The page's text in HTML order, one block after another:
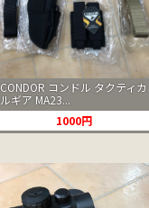
CONDOR コンドル タクティカ
ルギア MA23...
1000円